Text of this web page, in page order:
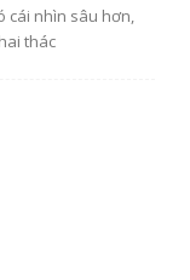
cái nhìn sâu hơn,
thác